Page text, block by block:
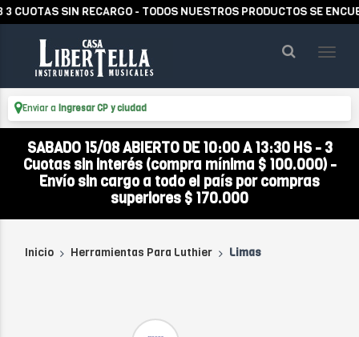
SIN RECARGO - TODOS NUESTROS PRODUCTOS SE
Enviar a Ingresar CP y ciudad
SABADO 15/08 ABIERTO DE 10:00 A 13:30 HS - 3
Cuotas sin interés (compra mínima $ 100.000) -
Envío sin cargo a todo el país por compras
superiores $ 170.000
Inicio Herramientas Para Luthier Limas